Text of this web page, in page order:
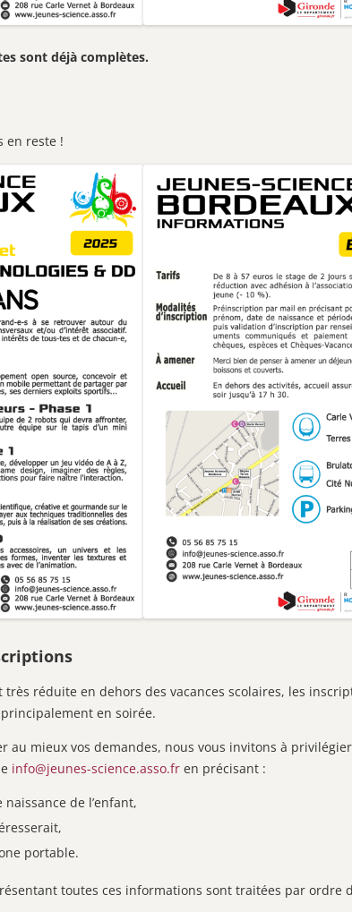
sont déjà complètes.
en reste !
très réduite en dehors des vacances scolaires, les
en soirée.
au mieux vos demandes, nous vous invitons à
info@jeunes-science.asso.fr en précisant :
de l’enfant,
portable.
toutes ces informations sont traitées par ordre